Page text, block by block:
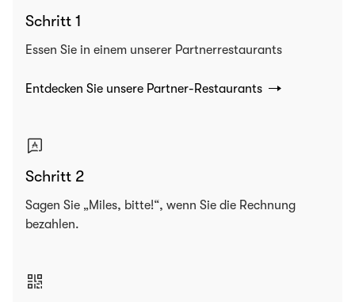
Schritt 1
Essen Sie in einem unserer Partnerrestaurants
Entdecken Sie unsere Partner-Restaurants
Schritt 2
Sagen Sie „Miles, bitte!“, wenn Sie die Rechnung
bezahlen.